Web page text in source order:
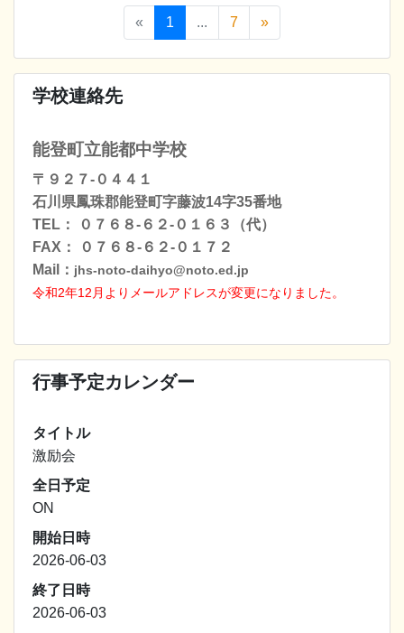
学校連絡先
能登町立能都中学校
〒９２７-０４４１
石川県鳳珠郡能登町字藤波14字35番地
TEL： ０７６８-６２-０１６３（代）
FAX： ０７６８-６２-０１７２
Mail： jhs-noto-daihyo@noto.ed.jp
令和2年12月よりメールアドレスが変更になりました 。
行事予定カレンダー
タイトル
激励会
全日予定
ON
開始日時
2026-06-03
終了日時
2026-06-03
« 1 ... 7 »